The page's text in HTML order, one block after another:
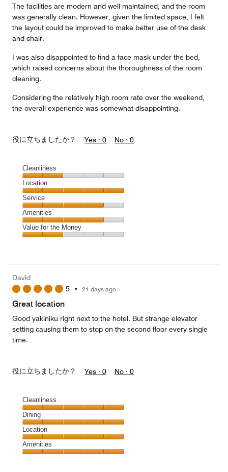
The facilities are modern and well maintained, and the room
was generally clean. However, given the limited space, I felt
the layout could be improved to make better use of the desk
and chair.
I was also disappointed to find a face mask under the bed,
which raised concerns about the thoroughness of the room
cleaning.
Considering the relatively high room rate over the weekend,
the overall experience was somewhat disappointing.
役に立ちましたか？ Yes · 0 No · 0
Cleanliness
Cleanliness,
2
out
of
5
Location
Location,
5
out
of
5
Service
Service,
4
out
Amenities
Amenities,
4
5
Value for the Money
2
out
David
5 • 21 days ago
Great location
Good yakiniku right next to the hotel. But strange elevator
setting causing them to stop on the second floor every single
time.
役に立ちましたか？ Yes · 0 No · 0
Cleanliness
Cleanliness,
5
out
of
5
Dining
Dining,
5
out
Location
Location,
5
Amenities